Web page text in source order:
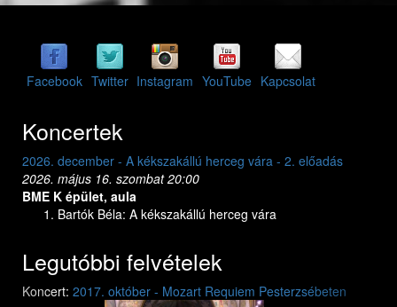
Facebook Twitter Instagram YouTube Kapcsolat
Koncertek
2026. december - A kékszakállú herceg vára - 2. előadás
2026. május 16. szombat 20:00
BME K épület, aula
Bartók Béla: A kékszakállú herceg vára
Legutóbbi felvételek
Koncert: 2017. október - Mozart Requiem Pesterzsébeten
Previous Next